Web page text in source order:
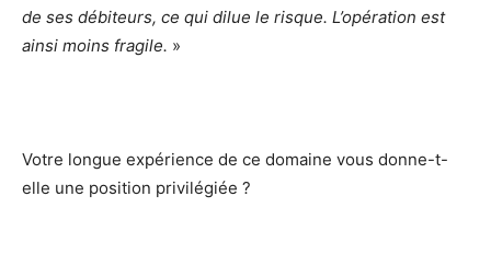
de ses débiteurs, ce qui dilue le risque. L’opération est
ainsi moins fragile. »
Votre longue expérience de ce domaine vous donne-t-
elle une position privilégiée ?